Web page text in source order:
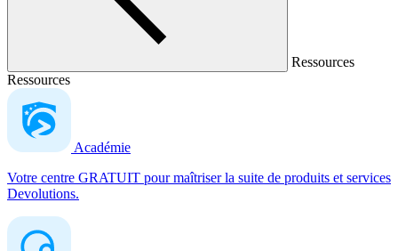
Ressources
Ressources
Académie
Votre centre GRATUIT pour maîtriser la suite de produits et services
Devolutions.